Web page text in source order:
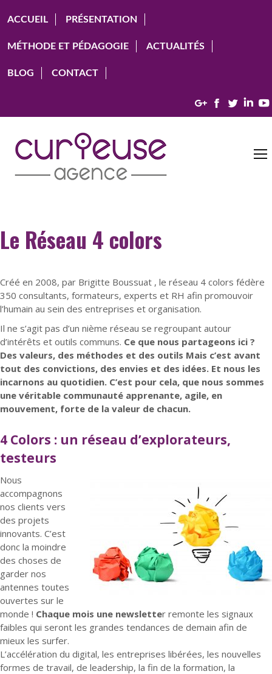
ACCUEIL PRÉSENTATION
MÉTHODE ET PÉDAGOGIE ACTUALITÉS
BLOG CONTACT
Google+Facebook
Twitter
Le Réseau 4 colors
Créé en 2008, par Brigitte Boussuat , le réseau 4 colors fédère
350 consultants, formateurs, experts et RH afin promouvoir
l’humain au sein des entreprises et organisation.
Il ne s’agit pas d’un nième réseau se regroupant autour
d’intérêts et outils communs. Ce que nous partageons ici ?
Des valeurs, des méthodes et des outils Mais c’est avant
tout des convictions, des envies et des idées. Et nous les
incarnons au quotidien. C’est pour cela, que nous sommes
une véritable communauté apprenante, agile, en
mouvement, forte de la valeur de chacun.
4 Colors : un réseau d’explorateurs,
testeurs
Nous
accompagnons
nos clients vers
des projets
innovants. C’est
donc la moindre
des choses de
garder nos
antennes toutes
ouvertes sur le
monde ! Chaque mois une newsletter remonte les signaux
faibles qui seront les grandes tendances de demain afin de
mieux les surfer.
L’accélération du digital, les entreprises libérées, les nouvelles
formes de travail, de leadership, la fin de la formation, la